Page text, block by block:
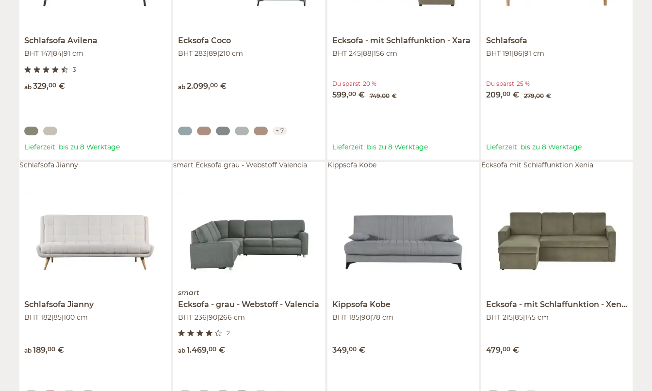
SchlafsofaAvilena
BHT 147|84|91 cm
3
ab 329,00 €
Lieferzeit: bis zu 8 Werktage
EcksofaCoco
BHT 283|89|210 cm
ab 2.099,00 €
+7
Ecksofa mit Schlaffunktion Xara
BHT 245|88|156 cm
599,00 € 749,00 €
Du sparst 20 %
Lieferzeit: bis zu 8 Werktage
Schlafsofa
BHT 191|86|91 cm
209,00 € 279,00 €
Du sparst 25 %
Lieferzeit: bis zu 8 Werktage
SchlafsofaJianny
BHT 182|85|100 cm
ab 189,00 €
Schlafsofa Jianny
smart
Ecksofa grau - Webstoff Valencia
BHT 236|90|266 cm
2
ab 1.469,00 €
smart Ecksofa grau - Webstoff Valencia
Kippsofa Kobe
BHT 185|90|78 cm
349,00 €
Kippsofa Kobe
Ecksofa mit Schlaffunktion Xenia
BHT 215|85|145 cm
479,00 €
Ecksofa mit Schlaffunktion Xenia